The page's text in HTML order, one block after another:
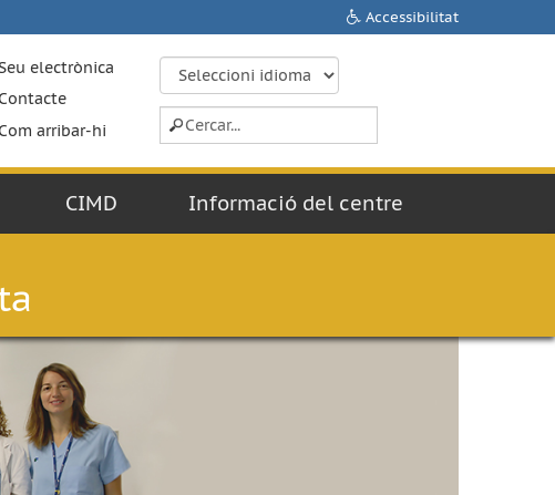
Accessibilitat
electrònica
arribar-hi
CIMD Informació del centre